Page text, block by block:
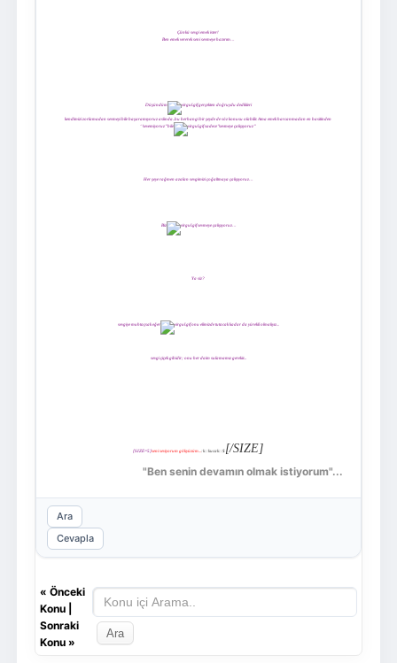
Çünkü sevgi emek ister!
Ben emek vererek seni sevmeye hazırım…
Düşündüm gerçekten doğruydu dedikleri
kendimizi zorlamadan sevmeyi bile başaramıyoruz aslında..bu herhangi bir şeyde de söz konusu olabilir. Ama emek harcanmadan en basitinden
‘’sevemiyoruz’’ bile
sadece’’sevmeye çalışıyoruz’’
Her şeye rağmen azalan sevgimizi çoğaltmaya çalışıyoruz…
Biz sevmeye çalışıyoruz…
Ya siz?
sevgiye muhtaçsak eğer onu elimizde tutacak kadar da yürekli olmalıyız...
sevgi çiçek gibidir; onu her daim sulamamız gerekir...
[SIZE=5]seni seviyorum gökyüzüm... :k::kucak::$ [/SIZE]
"Ben senin devamın olmak istiyorum"...
Ara
Cevapla
« Önceki
Konu|
Sonraki
Konu»